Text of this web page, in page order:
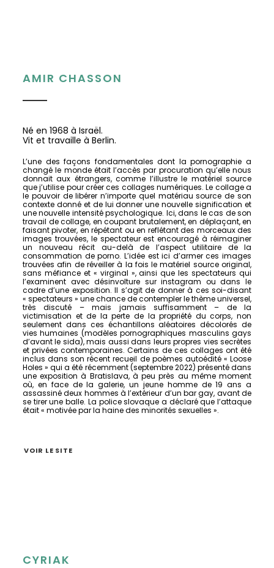
AMIR CHASSON
Né en 1968 à Israël.
Vit et travaille à Berlin.
L’une des façons fondamentales dont la pornographie a
changé le monde était l’accès par procuration qu’elle nous
donnait aux étrangers, comme l’illustre le matériel source
que j’utilise pour créer ces collages numériques. Le collage a
le pouvoir de libérer n’importe quel matériau source de son
contexte donné et de lui donner une nouvelle signification et
une nouvelle intensité psychologique. Ici, dans le cas de son
travail de collage, en coupant brutalement, en déplaçant, en
faisant pivoter, en répétant ou en reflétant des morceaux des
images trouvées, le spectateur est encouragé à réimaginer
un nouveau récit au-delà de l’aspect utilitaire de la
consommation de porno. L’idée est ici d’armer ces images
trouvées afin de réveiller à la fois le matériel source original,
sans méfiance et « virginal », ainsi que les spectateurs qui
l’examinent avec désinvolture sur instagram ou dans le
cadre d’une exposition. Il s’agit de donner à ces soi-disant
« spectateurs » une chance de contempler le thème universel,
très discuté – mais jamais suffisamment – de la
victimisation et de la perte de la propriété du corps, non
seulement dans ces échantillons aléatoires décolorés de
vies humaines (modèles pornographiques masculins gays
d’avant le sida), mais aussi dans leurs propres vies secrètes
et privées contemporaines. Certains de ces collages ont été
inclus dans son récent recueil de poèmes autoédité « Loose
Holes » qui a été récemment (septembre 2022) présenté dans
une exposition à Bratislava, à peu près au même moment
où, en face de la galerie, un jeune homme de 19 ans a
assassiné deux hommes à l’extérieur d’un bar gay, avant de
se tirer une balle. La police slovaque a déclaré que l’attaque
était « motivée par la haine des minorités sexuelles ».
VOIR LE SITE
CYRIAK